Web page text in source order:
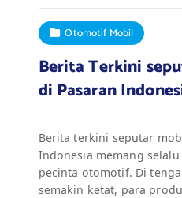
Otomotif Mobil
Berita Terkini
di Pasaran
Berita terkini seputar
Indonesia memang
pecinta otomotif. Di
semakin ketat, para